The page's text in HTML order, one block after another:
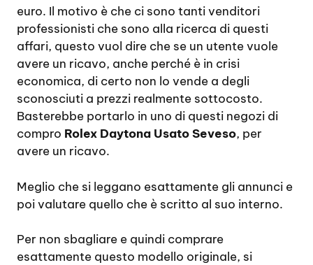
euro. Il motivo è che ci sono tanti venditori
professionisti che sono alla ricerca di questi
affari, questo vuol dire che se un utente vuole
avere un ricavo, anche perché è in crisi
economica, di certo non lo vende a degli
sconosciuti a prezzi realmente sottocosto.
Basterebbe portarlo in uno di questi negozi di
compro Rolex Daytona Usato Seveso, per
avere un ricavo.
Meglio che si leggano esattamente gli annunci e
poi valutare quello che è scritto al suo interno.
Per non sbagliare e quindi comprare
esattamente questo modello originale, si